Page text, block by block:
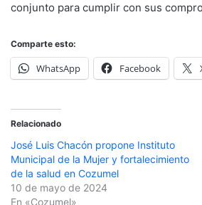
conjunto para cumplir con sus
Comparte esto:
WhatsApp Facebook
Relacionado
José Luis Chacón propone Instituto
Municipal de la Mujer y fortalecimiento
de la salud en Cozumel
10 de mayo de 2024
En «Cozumel»